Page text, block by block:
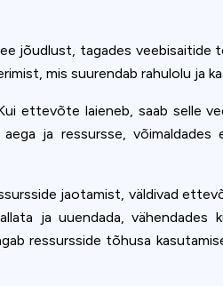
jõudlust, tagades
mis suurendab rahulolu ja
ettevõte laieneb, saab selle
aega ja ressursse,
jaotamist, väldivad
ja uuendada, vähendades
ressursside tõhusa